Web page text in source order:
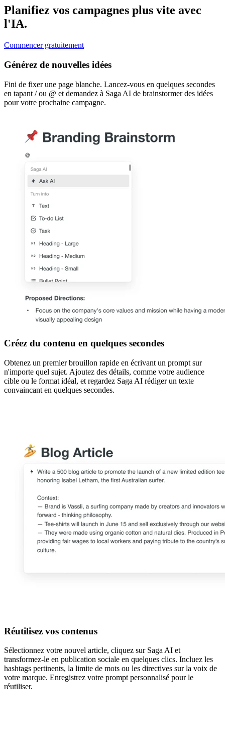
Planifiez vos campagnes plus vite avec
l'IA.
Commencer gratuitement
Générez de nouvelles idées
Fini de fixer une page blanche. Lancez-vous en quelques secondes
en tapant / ou @ et demandez à Saga AI de brainstormer des idées
pour votre prochaine campagne.
Créez du contenu en quelques secondes
Obtenez un premier brouillon rapide en écrivant un prompt sur
n'importe quel sujet. Ajoutez des détails, comme votre audience
cible ou le format idéal, et regardez Saga AI rédiger un texte
convaincant en quelques secondes.
Réutilisez vos contenus
Sélectionnez votre nouvel article, cliquez sur Saga AI et
transformez-le en publication sociale en quelques clics. Incluez les
hashtags pertinents, la limite de mots ou les directives sur la voix de
votre marque. Enregistrez votre prompt personnalisé pour le
réutiliser.